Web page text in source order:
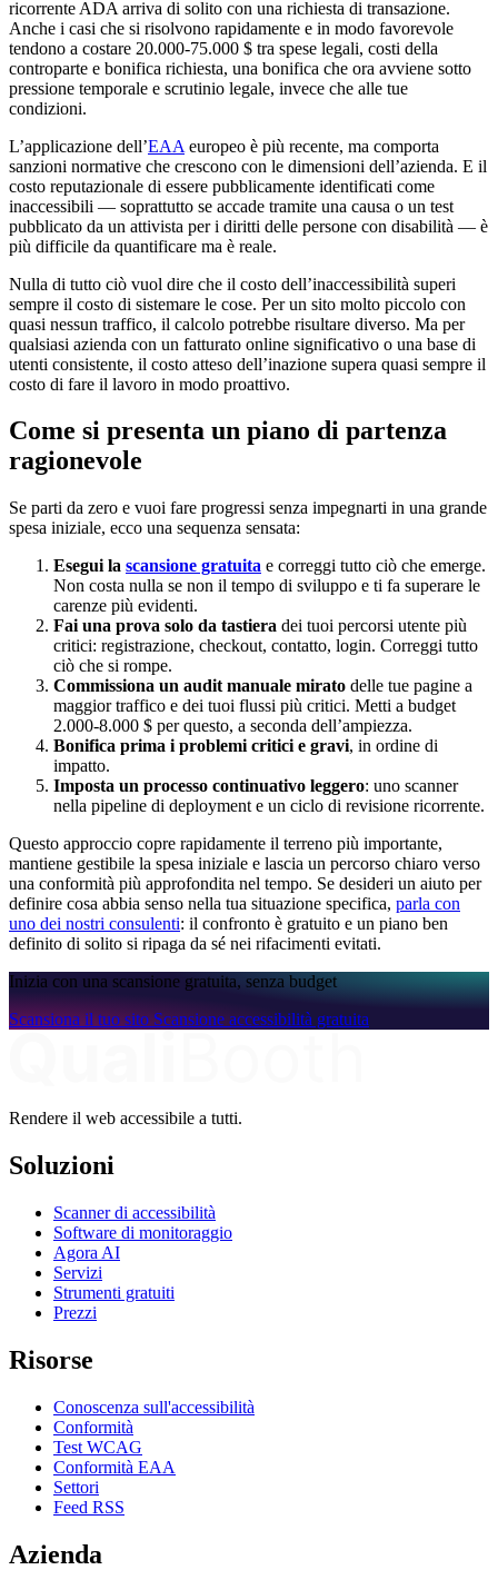
ricorrente ADA arriva di solito con una richiesta di transazione.
Anche i casi che si risolvono rapidamente e in modo favorevole
tendono a costare 20.000-75.000 $ tra spese legali, costi della
controparte e bonifica richiesta, una bonifica che ora avviene sotto
pressione temporale e scrutinio legale, invece che alle tue
condizioni.
L’applicazione dell’EAA europeo è più recente, ma comporta
sanzioni normative che crescono con le dimensioni dell’azienda. E il
costo reputazionale di essere pubblicamente identificati come
inaccessibili — soprattutto se accade tramite una causa o un test
pubblicato da un attivista per i diritti delle persone con disabilità — è
più difficile da quantificare ma è reale.
Nulla di tutto ciò vuol dire che il costo dell’inaccessibilità superi
sempre il costo di sistemare le cose. Per un sito molto piccolo con
quasi nessun traffico, il calcolo potrebbe risultare diverso. Ma per
qualsiasi azienda con un fatturato online significativo o una base di
utenti consistente, il costo atteso dell’inazione supera quasi sempre il
costo di fare il lavoro in modo proattivo.
Come si presenta un piano di partenza
ragionevole
Se parti da zero e vuoi fare progressi senza impegnarti in una grande
spesa iniziale, ecco una sequenza sensata:
Esegui la scansione gratuita e correggi tutto ciò che emerge.
Non costa nulla se non il tempo di sviluppo e ti fa superare le
carenze più evidenti.
Fai una prova solo da tastiera dei tuoi percorsi utente più
critici: registrazione, checkout, contatto, login. Correggi tutto
ciò che si rompe.
Commissiona un audit manuale mirato delle tue pagine a
maggior traffico e dei tuoi flussi più critici. Metti a budget
2.000-8.000 $ per questo, a seconda dell’ampiezza.
Bonifica prima i problemi critici e gravi, in ordine di
impatto.
Imposta un processo continuativo leggero: uno scanner
nella pipeline di deployment e un ciclo di revisione ricorrente.
Questo approccio copre rapidamente il terreno più importante,
mantiene gestibile la spesa iniziale e lascia un percorso chiaro verso
una conformità più approfondita nel tempo. Se desideri un aiuto per
definire cosa abbia senso nella tua situazione specifica, parla con
uno dei nostri consulenti: il confronto è gratuito e un piano ben
definito di solito si ripaga da sé nei rifacimenti evitati.
Inizia con una scansione gratuita, senza budget
Scansiona il tuo sito Scansione accessibilità gratuita
Rendere il web accessibile a tutti.
Soluzioni
Scanner di accessibilità
Software di monitoraggio
Agora AI
Servizi
Strumenti gratuiti
Prezzi
Risorse
Conoscenza sull'accessibilità
Conformità
Test WCAG
Conformità EAA
Settori
Feed RSS
Azienda